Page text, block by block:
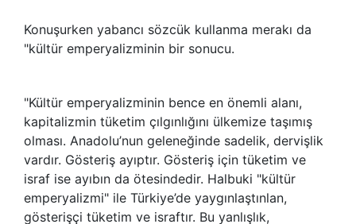
Konuşurken yabancı sözcük kullanma merakı da
"kültür emperyalizminin bir sonucu.
"Kültür emperyalizminin bence en önemli alanı,
kapitalizmin tüketim çılgınlığını ülkemize taşımış
olması. Anadolu’nun geleneğinde sadelik, dervişlik
vardır. Gösteriş ayıptır. Gösteriş için tüketim ve
israf ise ayıbın da ötesindedir. Halbuki "kültür
emperyalizmi" ile Türkiye’de yaygınlaştınlan,
gösterişçi tüketim ve israftır. Bu yanlışlık,